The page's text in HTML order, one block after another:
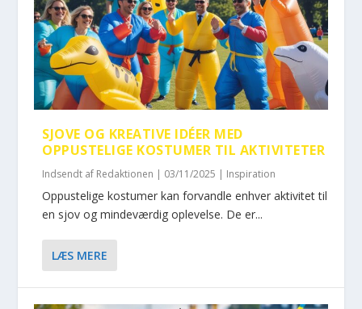
SJOVE OG KREATIVE IDÉER MED
OPPUSTELIGE KOSTUMER TIL AKTIVITETER
Indsendt af Redaktionen | 03/11/2025 | Inspiration
Oppustelige kostumer kan forvandle enhver aktivitet til
en sjov og mindeværdig oplevelse. De er...
LÆS MERE